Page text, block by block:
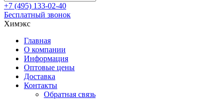
+7 (495) 133-02-40
Бесплатный звонок
Химэкс
Главная
О компании
Информация
Оптовые цены
Доставка
Контакты
Обратная связь